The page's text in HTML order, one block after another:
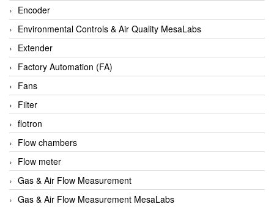
Anybus/ HMS
AOBEN
Apex Dynamics Vietnam
Apex Dynamics Vietnam
Apiste
APLISENS VietNam
Apollo Fire
Appleton
AQ Matic
Aqualabo Vietnam
Aquametro
Encoder
Environmental Controls & Air Quality MesaLabs
Extender
Factory Automation (FA)
Fans
Filter
flotron
Flow chambers
Flow meter
Gas & Air Flow Measurement
Gas & Air Flow Measurement MesaLabs